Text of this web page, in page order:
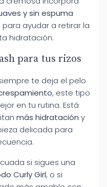
y sin espuma
para ayudar a retirar la
hidratación.
para tus rizos
te deja el pelo
, este tipo
en tu rutina. Está
más hidratación y
delicada para
si sigues una
Curly Girl, o si